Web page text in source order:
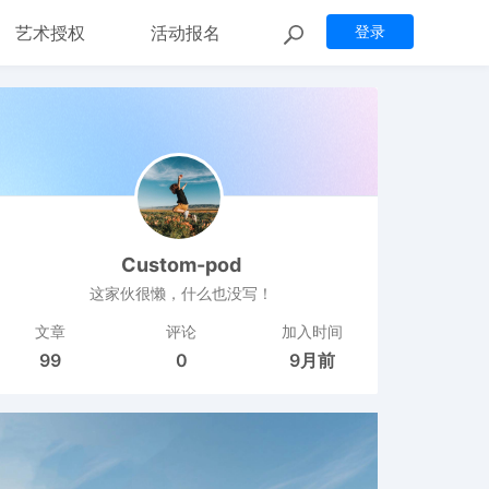
登录
艺术授权 活动报名
Custom-pod
这家伙很懒，什么也没写！
文章
99
评论
0
加入时间
9月前